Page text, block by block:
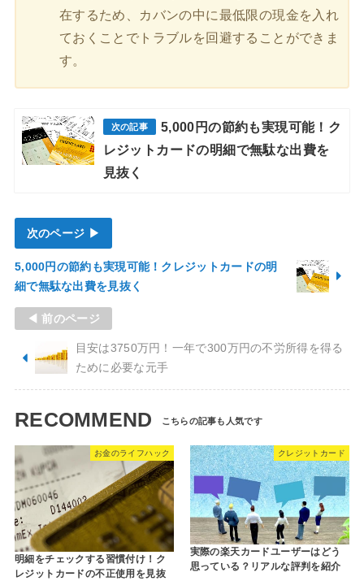
在するため、カバンの中に最低限の現金を入れ
ておくことでトラブルを回避することができま
す。
5,000円の節約も実現可能！ク
レジットカードの明細で無駄な出費を
見抜く
次のページ ▶
5,000円の節約も実現可能！クレジットカードの明
細で無駄な出費を見抜く
◀ 前のページ
目安は3750万円！一年で300万円の不労所得を得る
ために必要な元手
RECOMMEND
お金のライフハック
明細をチェックする習慣付け！ク
レジットカードの不正使用を見抜
クレジットカード
実際の楽天カードユーザーはどう
思っている？リアルな評判を紹介